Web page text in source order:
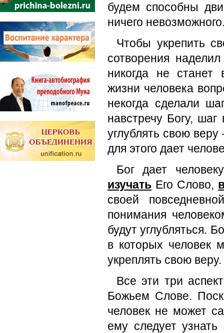
будем способны
ничего
Чтобы укрепить
сотворения
никогда не станет
жизни человека
некогда сделали
навстречу Богу,
углублять свою
для этого дает
Бог дает
изучать Его Слово,
своей
понимания
будут углубляться.
в которых человек
укреплять свою веру.
Все эти три
Божьем Слове.
человек не может
ему следует